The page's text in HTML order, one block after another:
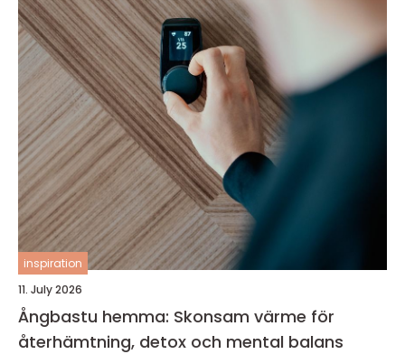
inspiration
11. July 2026
Ångbastu hemma: Skonsam värme för
återhämtning, detox och mental balans